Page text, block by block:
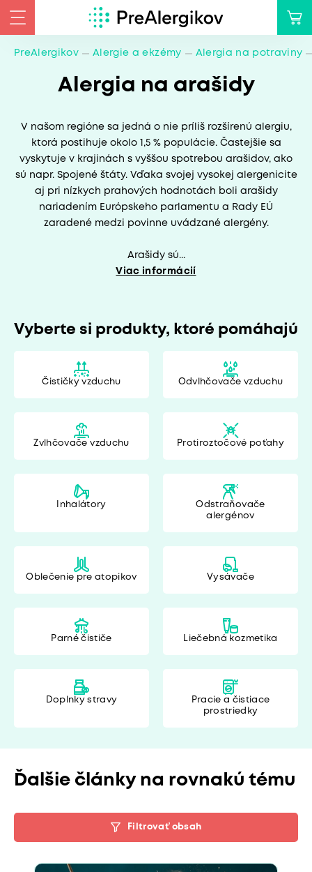
PreAlergikov Alergie a ekzémy Alergia na potraviny
Alergia na arašidy
V našom regióne sa jedná o nie príliš rozšírenú alergiu,
ktorá postihuje okolo 1,5 % populácie. Častejšie sa
vyskytuje v krajinách s vyššou spotrebou arašidov, ako
sú napr. Spojené štáty. Vďaka svojej vysokej alergenicite
aj pri nízkych prahových hodnotách boli arašidy
nariadením Európskeho parlamentu a Rady EÚ
zaradené medzi povinne uvádzané alergény.
Arašidy sú...
Viac informácií
Vyberte si produkty, ktoré pomáhajú
Čističky vzduchu Odvlhčovače vzduchu
Zvlhčovače vzduchu Protiroztočové poťahy
Inhalátory
Odstraňovače
alergénov
Oblečenie pre atopikov Vysávače
Parné čističe Liečebná kozmetika
Doplnky stravy
Pracie a čistiace
prostriedky
Ďalšie články na rovnakú tému
Filtrovať obsah